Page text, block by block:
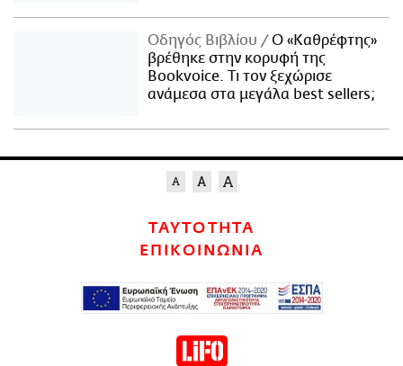
Οδηγός Βιβλίου
Ο «Καθρέφτης»
βρέθηκε στην κορυφή της
Bookvoice. Τι τον ξεχώρισε
ανάμεσα στα μεγάλα best sellers;
ΤΑΥΤΟΤΗΤΑ
ΕΠΙΚΟΙΝΩΝΙΑ